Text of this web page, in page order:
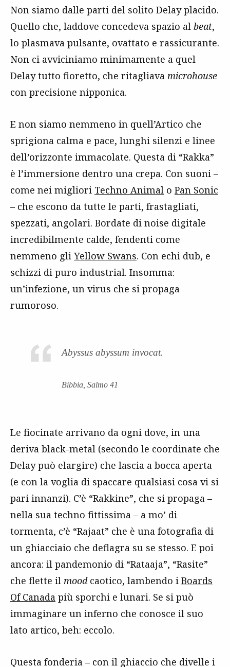
Non siamo dalle parti del solito Delay placido.
Quello che, laddove concedeva spazio al beat,
lo plasmava pulsante, ovattato e rassicurante.
Non ci avviciniamo minimamente a quel
Delay tutto fioretto, che ritagliava microhouse
con precisione nipponica.
E non siamo nemmeno in quell’Artico che
sprigiona calma e pace, lunghi silenzi e linee
dell’orizzonte immacolate. Questa di “Rakka”
è l’immersione dentro una crepa. Con suoni –
come nei migliori Techno Animal o Pan Sonic
– che escono da tutte le parti, frastagliati,
spezzati, angolari. Bordate di noise digitale
incredibilmente calde, fendenti come
nemmeno gli Yellow Swans. Con echi dub, e
schizzi di puro industrial. Insomma:
un’infezione, un virus che si propaga
rumoroso.
Abyssus abyssum invocat.
Bibbia, Salmo 41
Le fiocinate arrivano da ogni dove, in una
deriva black-metal (secondo le coordinate che
Delay può elargire) che lascia a bocca aperta
(e con la voglia di spaccare qualsiasi cosa vi si
pari innanzi). C’è “Rakkine”, che si propaga –
nella sua techno fittissima – a mo’ di
tormenta, c’è “Rajaat” che è una fotografia di
un ghiacciaio che deflagra su se stesso. E poi
ancora: il pandemonio di “Rataaja”, “Rasite”
che flette il moodcaotico, lambendo i Boards
Of Canada più sporchi e lunari. Se si può
immaginare un inferno che conosce il suo
lato artico, beh: eccolo.
Questa fonderia – con il ghiaccio che divelle i